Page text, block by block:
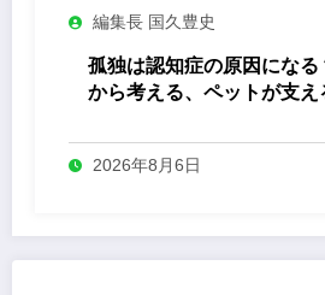
編集長 国久豊史
孤独は認知症の原因になる
から考える、ペットが支え
2026年8月6日